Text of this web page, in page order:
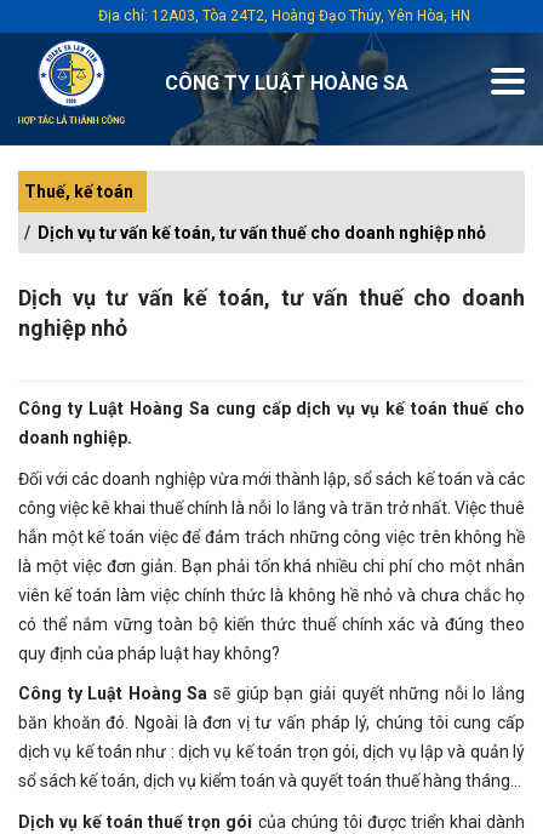
CÔNG TY LUẬT HOÀNG SA
Địa chỉ: 12A03, Tòa 24T2, Hoàng Đạo Thúy, Yên Hòa, HN
Thuế, kế toán
Dịch vụ tư vấn kế toán, tư vấn thuế cho doanh nghiệp nhỏ
Dịch vụ tư vấn kế toán, tư vấn thuế cho doanh
nghiệp nhỏ
Công ty Luật Hoàng Sa cung cấp dịch vụ vụ kế toán thuế cho
doanh nghiệp.
Đối với các doanh nghiệp vừa mới thành lập, sổ sách kế toán và các
công việc kê khai thuế chính là nỗi lo lắng và trăn trở nhất. Việc thuê
hẳn một kế toán việc để đảm trách những công việc trên không hề
là một việc đơn giản. Bạn phải tốn khá nhiều chi phí cho một nhân
viên kế toán làm việc chính thức là không hề nhỏ và chưa chắc họ
có thể nắm vững toàn bộ kiến thức thuế chính xác và đúng theo
quy định của pháp luật hay không?
Công ty Luật Hoàng Sa sẽ giúp bạn giải quyết những nỗi lo lắng
băn khoăn đó. Ngoài là đơn vị tư vấn pháp lý, chúng tôi cung cấp
dịch vụ kế toán như : dịch vụ kế toán trọn gói, dịch vụ lập và quản lý
sổ sách kế toán, dịch vụ kiểm toán và quyết toán thuế hàng tháng…
Dịch vụ kế toán thuế trọn gói của chúng tôi được triển khai dành